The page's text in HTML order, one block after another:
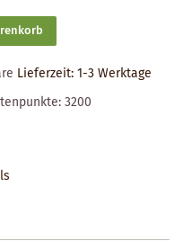
Lieferzeit: 1-3 Werktage
3200